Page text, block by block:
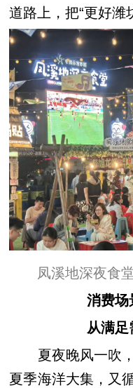
道路上，把“更好潍
凤溪地深夜食堂
消费场
从满
夏夜晚风一吹，
夏季海洋大集，又